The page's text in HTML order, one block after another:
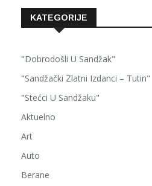
KATEGORIJE
"Dobrodošli U Sandžak"
"Sandžački Zlatni Izdanci – Tutin"
"Stećci U Sandžaku"
Aktuelno
Art
Auto
Berane